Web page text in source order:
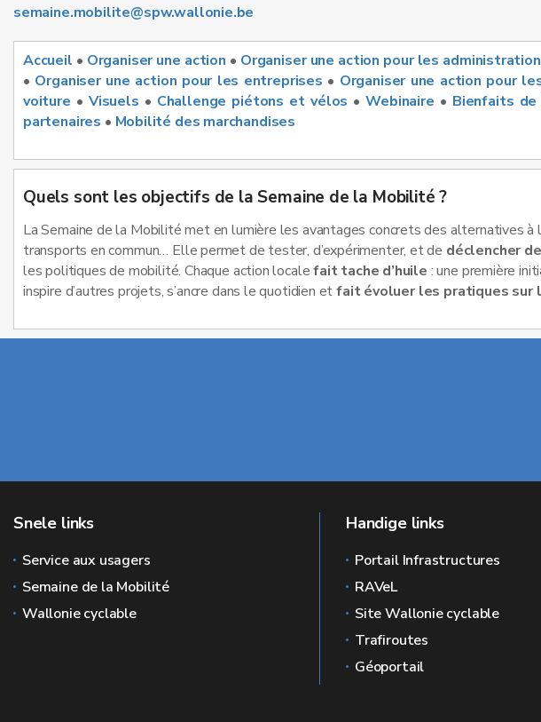
semaine.mobilite@spw.wallonie.be
Accueil • Organiser une action • Organiser une action pour les
• Organiser une action pour les entreprises • Organiser une action pour
voiture • Visuels • Challenge piétons et vélos •Webinaire • Bienfaits de
partenaires • Mobilité des marchandises
Quels sont les objectifs de la Semaine de la Mobilité ?
La Semaine de la Mobilité met en lumière les avantages concrets des alternatives à
transports en commun… Elle permet de tester, d’expérimenter, et de déclencher
les politiques de mobilité. Chaque action localefait tache d’huile : une première
inspire d’autres projets, s’ancre dans le quotidien etfait évoluer les pratiques sur
Snele links
Service aux usagers
Semaine de la Mobilité
Wallonie cyclable
Handige links
Portail Infrastructures
RAVeL
Site Wallonie cyclable
Trafiroutes
Géoportail